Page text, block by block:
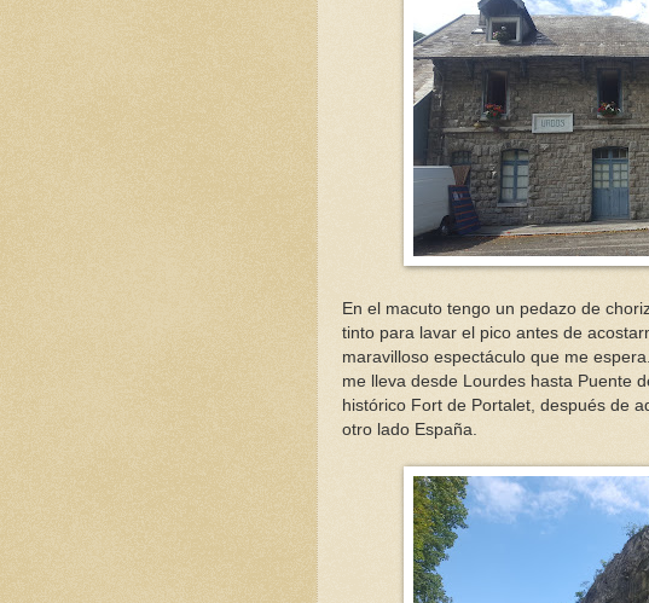
En el macuto tengo un pedazo de
tinto para lavar el pico antes de
maravilloso espectáculo que me
me lleva desde Lourdes hasta Puente
histórico Fort de Portalet, después de
otro lado España.